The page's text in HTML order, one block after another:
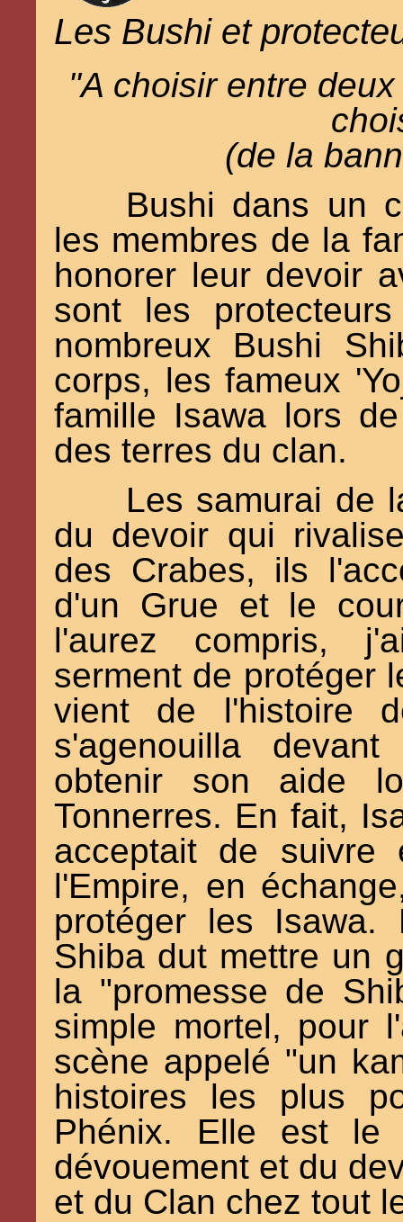
Les Bushi et
"A choisir entre
(de la
Bushi dans un
les membres de la
honorer leur devoir
sont les
nombreux Bushi
corps, les fameux
famille Isawa lors
des terres du clan.
Les samurai de
du devoir qui
des Crabes, ils
d'un Grue et le
l'aurez compris,
serment de protéger
vient de l'histoire
s'agenouilla
obtenir son aide
Tonnerres. En fait,
acceptait de suivre
l'Empire, en
protéger les Isawa.
Shiba dut mettre un
la "promesse de
simple mortel, pour
scène appelé "un
histoires les plus
Phénix. Elle est le
dévouement et du
et du Clan chez tout